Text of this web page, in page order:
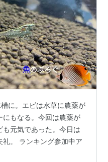
に。エビは水草に農薬が
もなる。今回は農薬が
元気であった。今日は
礼。 ランキング参加中ア